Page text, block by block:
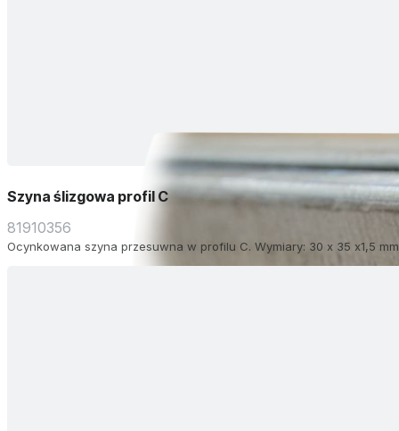
Szyna ślizgowa profil C
81910356
Ocynkowana szyna przesuwna w profilu C. Wymiary: 30 x 35 x1,5